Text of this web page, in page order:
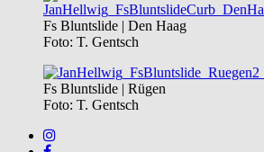
Fs Bluntslide | Den Haag
Foto: T. Gentsch
Fs Bluntslide | Rügen
Foto: T. Gentsch